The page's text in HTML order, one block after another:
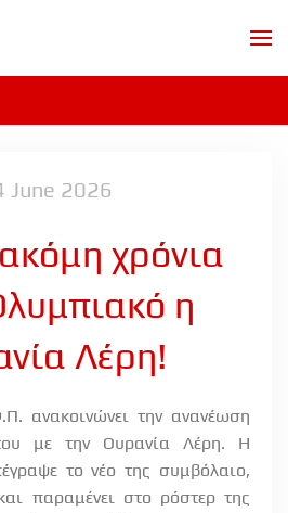
June 2026
χρόνια
η
Λέρη!
ανακοινώνει την ανανέωση
με την Ουρανία Λέρη. Η
το νέο της συμβόλαιο,
παραμένει στο ρόστερ της